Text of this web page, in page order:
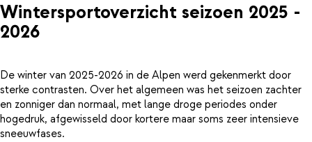
Wintersportoverzicht seizoen 2025 -
2026
De winter van 2025-2026 in de Alpen werd gekenmerkt door
sterke contrasten. Over het algemeen was het seizoen zachter
en zonniger dan normaal, met lange droge periodes onder
hogedruk, afgewisseld door kortere maar soms zeer intensieve
sneeuwfases.